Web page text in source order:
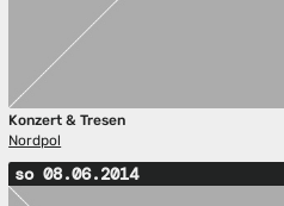
Konzert & Tresen
Nordpol
so 08.06.2014